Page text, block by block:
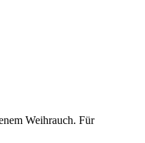
Weihrauch. Für